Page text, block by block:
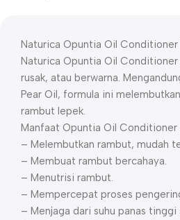
Naturica Opuntia Oil Conditioner
Naturica Opuntia Oil
rusak, atau berwarna.
Pear Oil, formula ini
rambut lepek.
Manfaat Opuntia Oil Conditioner
– Melembutkan rambut, mudah
– Membuat rambut bercahaya.
– Menutrisi rambut.
– Mempercepat proses
– Menjaga dari suhu panas tinggi